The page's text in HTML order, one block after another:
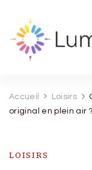
Accueil Loisirs
original en plein air ?
LOISIRS